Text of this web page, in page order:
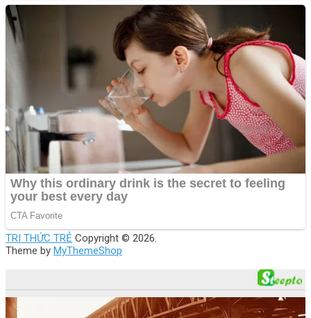
TRI THỨC TRẺ Copyright © 2026.
Theme by MyThemeShop